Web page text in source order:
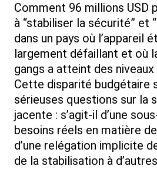
Comment 96 millions USD
à “stabiliser la sécurité” et
dans un pays où l’appareil
largement défaillant et où
gangs a atteint des
Cette disparité budgétaire
sérieuses questions sur la
jacente : s’agit-il d’une
besoins réels en matière
d’une relégation implicite
de la stabilisation à